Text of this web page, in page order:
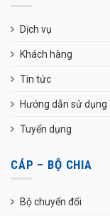
Dịch vụ
Khách hàng
Tin tức
Hướng dẫn sử dụng
Tuyển dụng
CÁP – BỘ CHIA
Bộ chuyển đổi